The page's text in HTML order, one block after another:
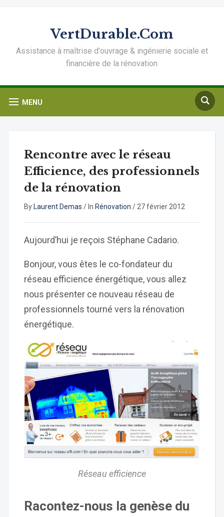
VertDurable.Com
Assistance à maîtrise d'ouvrage & ingénierie sociale et
financière de la rénovation
MENU
Rencontre avec le réseau
Efficience, des professionnels
de la rénovation
By Laurent Demas / In Rénovation / 27 février 2012
Aujourd’hui je reçois Stéphane Cadario.
Bonjour, vous êtes le co-fondateur du
réseau efficience énergétique, vous allez
nous présenter ce nouveau réseau de
professionnels tourné vers la rénovation
énergétique.
Réseau efficience
Racontez-nous la genèse du